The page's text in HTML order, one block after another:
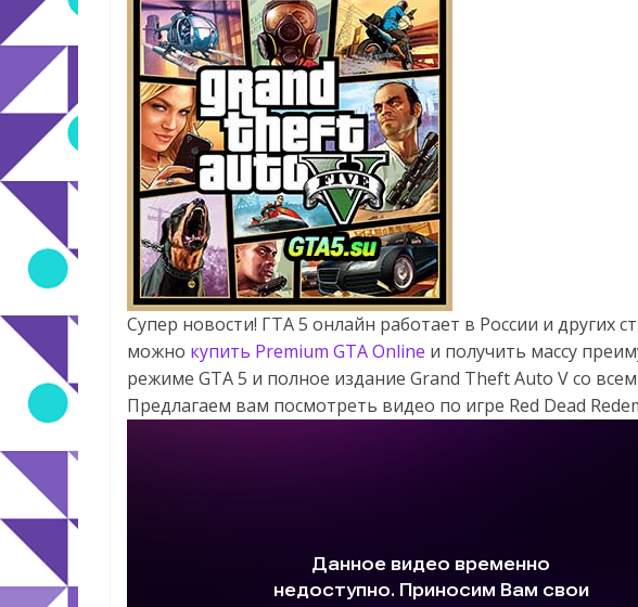
Супер новости! ГТА 5 онлайн работает в России и других
можно купить Premium GTA Online и получить массу
режиме GTA 5 и полное издание Grand Theft Auto V со
Предлагаем вам посмотреть видео по игре Red Dead